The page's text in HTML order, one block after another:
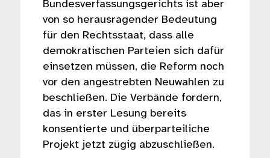
Bundesverfassungsgerichts ist aber
von so herausragender Bedeutung
für den Rechtsstaat, dass alle
demokratischen Parteien sich dafür
einsetzen müssen, die Reform noch
vor den angestrebten Neuwahlen zu
beschließen. Die Verbände fordern,
das in erster Lesung bereits
konsentierte und überparteiliche
Projekt jetzt zügig abzuschließen.